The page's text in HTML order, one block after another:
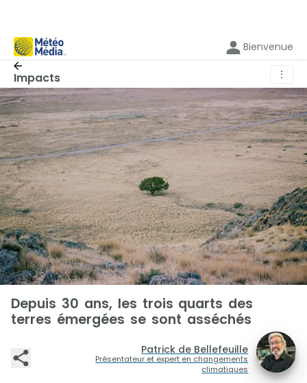
Bienvenue
Impacts ⋮
Depuis 30 ans, les trois quarts des
terres émergées se sont asséchés
Patrick de Bellefeuille
Présentateur et expert en changements
climatiques